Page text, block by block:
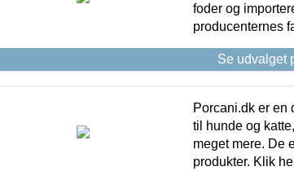
foder og
producenternes
Se udvalget
Porcani.dk er en
til hunde og
meget mere. De
produkter. Klik